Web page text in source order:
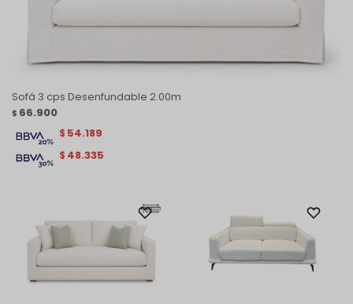
Sofá 3 cps Desenfundable 2.00m
$ 66.900
$ 48.335
$ 54.189